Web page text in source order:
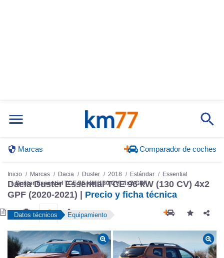
Marcas Comparador de coches
Inicio Marcas Dacia Duster 2018 Estándar
Essential
Duster Essential TCE 96 kW (130 CV) 4x2 GPF
Dacia Duster Essential TCE 96 kW (130 CV) 4x2
GPF (2020-2021) | Precio y ficha técnica
Datos técnicos Equipamiento